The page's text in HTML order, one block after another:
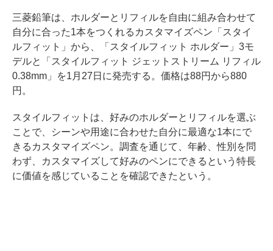
三菱鉛筆は、ホルダーとリフィルを自由に組み合わせて
自分に合った1本をつくれるカスタマイズペン「スタイ
ルフィット」から、「スタイルフィット ホルダー」3モ
デルと「スタイルフィット ジェットストリーム リフィル
0.38mm」を1月27日に発売する。価格は88円から880
円。
スタイルフィットは、好みのホルダーとリフィルを選ぶ
ことで、シーンや用途に合わせた自分に最適な1本にで
きるカスタマイズペン。調査を通じて、年齢、性別を問
わず、カスタマイズして好みのペンにできるという特長
に価値を感じていることを確認できたという。